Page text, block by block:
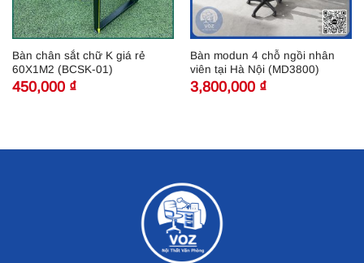
Bàn chân sắt chữ K giá rẻ
60X1M2 (BCSK-01)
450,000 ₫
Bàn modun 4 chỗ ngồi nhân
viên tại Hà Nội (MD3800)
3,800,000 ₫